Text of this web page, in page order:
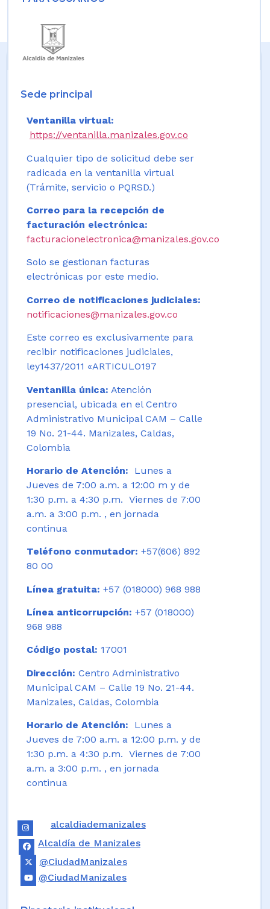
Sede principal
Ventanilla virtual:
https://ventanilla.manizales.gov.co
Cualquier tipo de solicitud debe ser
radicada en la ventanilla virtual
(Trámite, servicio o PQRSD.)
Correo para la recepción de
facturación electrónica:
facturacionelectronica@manizales.gov.co
Solo se gestionan facturas
electrónicas por este medio.
Correo de notificaciones judiciales:
notificaciones@manizales.gov.co
Este correo es exclusivamente para
recibir notificaciones judiciales,
ley1437/2011 «ARTICULO197
Ventanilla única: Atención
presencial, ubicada en el Centro
Administrativo Municipal CAM – Calle
19 No. 21-44. Manizales, Caldas,
Colombia
Horario de Atención:
Lunes a
Jueves de 7:00 a.m. a 12:00 m y de
1:30 p.m. a 4:30 p.m. Viernes de 7:00
a.m. a 3:00 p.m. , en jornada
continua
Teléfono conmutador: +57(606) 892
80 00
Línea gratuita: +57 (018000) 968 988
Línea anticorrupción: +57 (018000)
968 988
Código postal: 17001
Dirección: Centro Administrativo
Municipal CAM – Calle 19 No. 21-44.
Manizales, Caldas, Colombia
Horario de Atención: Lunes a
Jueves de 7:00 a.m. a 12:00 p.m. y de
1:30 p.m. a 4:30 p.m. Viernes de 7:00
a.m. a 3:00 p.m. , en jornada
continua
alcaldiademanizales
Alcaldía de Manizales
@CiudadManizales
@CiudadManizales